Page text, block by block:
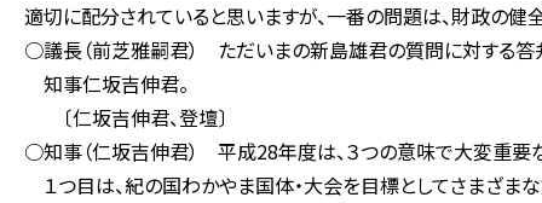
適切に配分されていると思いますが、一番の問題は、財政の健
○議長（前芝雅嗣君） ただいまの新島雄君の質問に対する答
知事仁坂吉伸君。
〔仁坂吉伸君、登壇〕
○知事（仁坂吉伸君） 平成28年度は、３つの意味で大変重要
１つ目は、紀の国わかやま国体・大会を目標としてさまざま